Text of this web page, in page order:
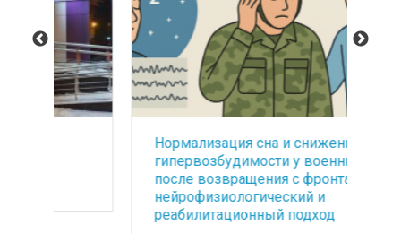
Нормализация сна и снижение
гипервозбудимости у военных
после возвращения с фронта:
нейрофизиологический и
реабилитационный подход